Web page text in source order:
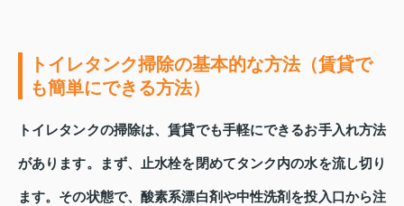
トイレタンク掃除の基本的な方法（賃貸で
も簡単にできる方法）
トイレタンクの掃除は、賃貸でも手軽にできるお手入れ方法
があります。まず、止水栓を閉めてタンク内の水を流し切り
ます。その状態で、酸素系漂白剤や中性洗剤を投入口から注